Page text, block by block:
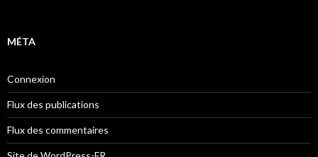
MÉTA
Connexion
Flux des publications
Flux des commentaires